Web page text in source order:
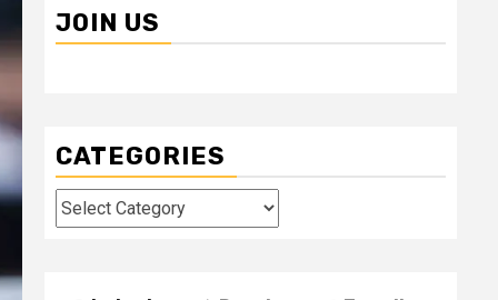
JOIN US
CATEGORIES
Categories